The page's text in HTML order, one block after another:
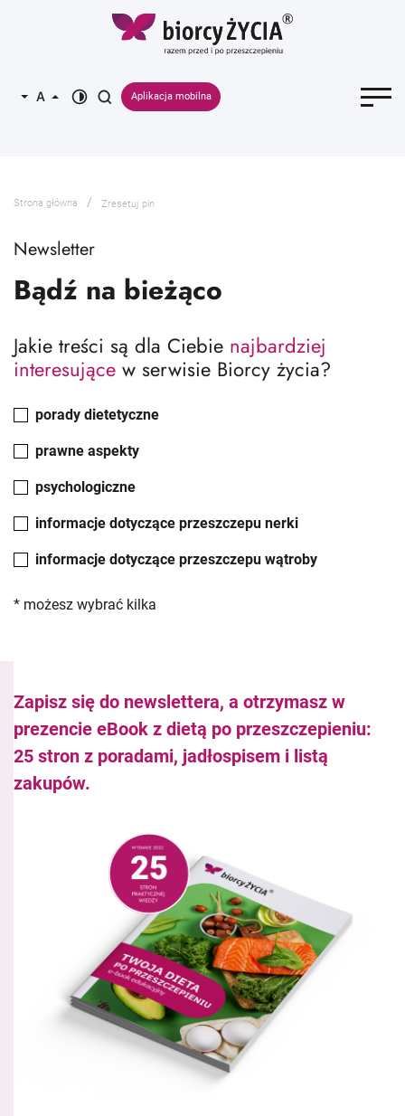
Aplikacja mobilna
Strona główna Zresetuj pin
Newsletter
Bądź na bieżąco
Jakie treści są dla Ciebie najbardziej
interesujące w serwisie Biorcy życia?
porady dietetyczne
prawne aspekty
psychologiczne
informacje dotyczące przeszczepu nerki
informacje dotyczące przeszczepu wątroby
* możesz wybrać kilka
Zapisz się do newslettera, a otrzymasz w
prezencie eBook z dietą po przeszczepieniu:
25 stron z poradami, jadłospisem i listą
zakupów.